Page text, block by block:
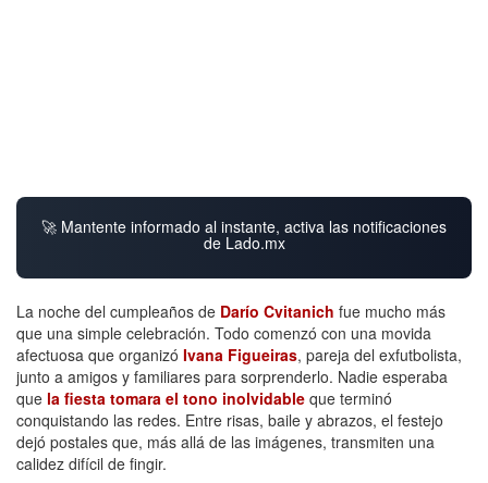
🚀 Mantente informado al instante, activa las notificaciones
de Lado.mx
La noche del cumpleaños de Darío Cvitanich fue mucho más
que una simple celebración. Todo comenzó con una movida
afectuosa que organizó Ivana Figueiras, pareja del exfutbolista,
junto a amigos y familiares para sorprenderlo. Nadie esperaba
que la fiesta tomara el tono inolvidable que terminó
conquistando las redes. Entre risas, baile y abrazos, el festejo
dejó postales que, más allá de las imágenes, transmiten una
calidez difícil de fingir.